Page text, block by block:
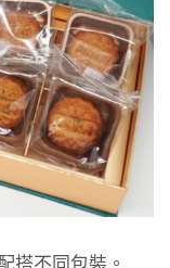
搭不同包裝。